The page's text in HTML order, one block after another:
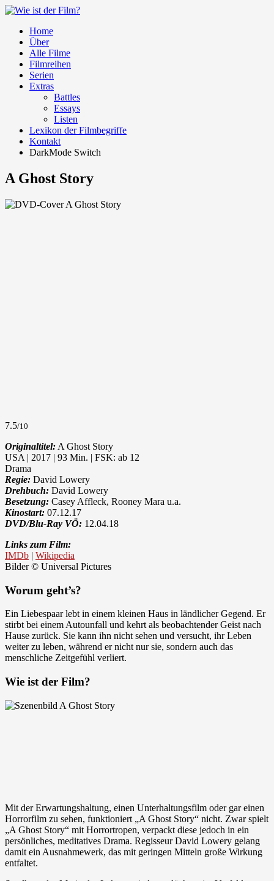
Home
Über
Alle Filme
Filmreihen
Serien
Extras
Battles
Essays
Listen
Lexikon der Filmbegriffe
Kontakt
DarkMode Switch
A Ghost Story
7.5/10
Originaltitel: A Ghost Story
USA | 2017 | 93 Min. | FSK: ab 12
Drama
Regie: David Lowery
Drehbuch: David Lowery
Besetzung: Casey Affleck, Rooney Mara u.a.
Kinostart: 07.12.17
DVD/Blu-Ray VÖ: 12.04.18
Links zum Film:
IMDb | Wikipedia
Bilder © Universal Pictures
Worum geht’s?
Ein Liebespaar lebt in einem kleinen Haus in ländlicher Gegend. Er
stirbt bei einem Autounfall und kehrt als beobachtender Geist nach
Hause zurück. Sie kann ihn nicht sehen und versucht, ihr Leben
weiter zu leben, während er nicht nur sie, sondern auch das
menschliche Zeitgefühl verliert.
Wie ist der Film?
Mit der Erwartungshaltung, einen Unterhaltungsfilm oder gar einen
Horrorfilm zu sehen, funktioniert „A Ghost Story“ nicht. Zwar spielt
„A Ghost Story“ mit Horrortropen, verpackt diese jedoch in ein
persönliches, meditatives Drama. Regisseur David Lowery gelang
damit ein Ausnahmewerk, das mit geringen Mitteln große Wirkung
entfaltet.